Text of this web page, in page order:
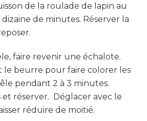
de la roulade de lapin au
de minutes. Réserver la
faire revenir une échalote.
le beurre pour faire colorer les
pendant 2 à 3 minutes.
et réserver. Déglacer avec le
réduire de moitié.